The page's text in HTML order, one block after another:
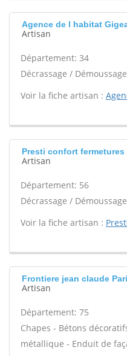
Agence de l habitat
Artisan
Département: 34
Décrassage /
Voir la fiche artisan :
Presti confort fermetures
Artisan
Département: 56
Décrassage /
Voir la fiche artisan :
Frontiere jean claude
Artisan
Département: 75
Chapes - Bétons
métallique - Enduit de